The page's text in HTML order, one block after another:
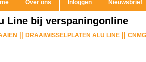
Over ons Inloggen Nieuwsbrief
Line bij verspaningonline
DRAAIWISSELPLATEN ALU LINE